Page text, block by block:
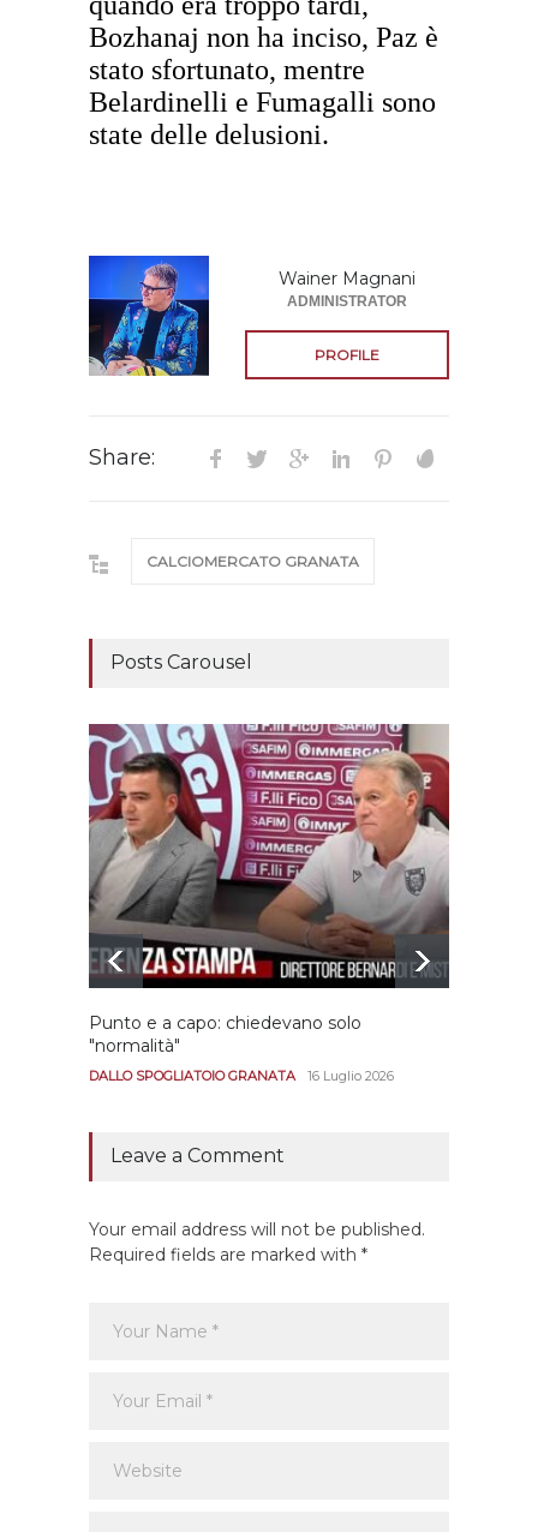
Bozhanaj non ha inciso, Paz è
stato sfortunato, mentre
Belardinelli e Fumagalli sono
state delle delusioni.
Wainer Magnani
ADMINISTRATOR
PROFILE
Share:
CALCIOMERCATO GRANATA
Posts Carousel
Punto e a capo: chiedevano solo
"normalità"
DALLO SPOGLIATOIO GRANATA 16 Luglio 2026
Leave a Comment
Your email address will not be published.
Required fields are marked with *